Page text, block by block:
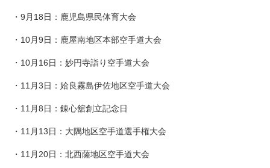
・9月18日：鹿児島県民体育大会
・10月9日：鹿屋南地区本部空手道大会
・10月16日：妙円寺詣り空手道大会
・11月3日：姶良霧島伊佐地区空手道大会
・11月8日：錬心舘創立記念日
・11月13日：大隅地区空手道選手権大会
・11月20日：北西薩地区空手道大会